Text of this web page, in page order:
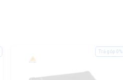
Trả góp 0%